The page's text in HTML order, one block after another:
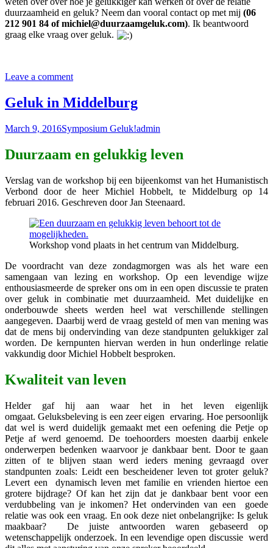
duurzaamheid en geluk? Neem dan vooral contact op met mij (06
212 901 84 of michiel@duurzaamgeluk.com). Ik beantwoord
graag elke vraag over geluk.
Leave a comment
Geluk in Middelburg
March 9, 2016Symposium Geluk!admin
Duurzaam en gelukkig leven
Verslag van de workshop bij een bijeenkomst van het Humanistisch
Verbond door de heer Michiel Hobbelt, te Middelburg op 14
februari 2016. Geschreven door Jan Steenaard.
Workshop vond plaats in het centrum van Middelburg.
De voordracht van deze zondagmorgen was als het ware een
samengaan van lezing en workshop. Op een levendige wijze
enthousiasmeerde de spreker ons om in een open discussie te praten
over geluk in combinatie met duurzaamheid. Met duidelijke en
onderbouwde sheets werden heel wat verschillende stellingen
aangegeven. Daarbij werd de vraag gesteld of men van mening was
dat de mens bij ondervinding van deze standpunten gelukkiger zal
worden. De kernpunten hiervan werden in hun onderlinge relatie
vakkundig door Michiel Hobbelt besproken.
Kwaliteit van leven
Helder gaf hij aan waar het in het leven eigenlijk
omgaat. Geluksbeleving is een zeer eigen ervaring. Hoe persoonlijk
dat wel is werd duidelijk gemaakt met een oefening die Petje op
Petje af werd genoemd. De toehoorders moesten daarbij enkele
onderwerpen bedenken waarvoor je dankbaar bent. Door te gaan
zitten of te blijven staan werd ieders mening gevraagd over
standpunten zoals: Leidt een bescheidener leven tot groter geluk?
Levert een dynamisch leven met familie en vrienden hiertoe een
grotere bijdrage? Of kan het zijn dat je dankbaar bent voor een
verdubbeling van je inkomen? Het ondervinden van een goede
relatie was ook een vraag. En ook deze niet onbelangrijke: Is geluk
maakbaar? De juiste antwoorden waren gebaseerd op
wetenschappelijk onderzoek. In een levendige open discussie werd